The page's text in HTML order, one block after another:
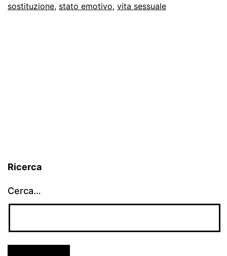
sostituzione, stato emotivo, vita sessuale
Ricerca
Cerca…